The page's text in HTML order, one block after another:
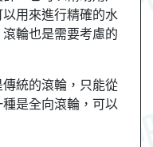
用來進行精確的水
輪也是需要考慮的
統的滾輪，只能從
種是全向滾輪，可以